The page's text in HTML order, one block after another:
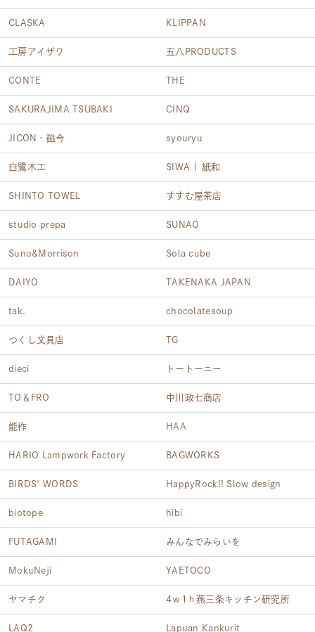
CLASKA KLIPPAN
工房アイザワ 五八PRODUCTS
CONTE THE
SAKURAJIMA TSUBAKI CINQ
JICON・磁今 syouryu
白鷺木工 SIWA | 紙和
SHINTO TOWEL すすむ屋茶店
studio prepa SUNAO
Suno&Morrison Sola cube
DAIYO TAKENAKA JAPAN
tak. chocolatesoup
つくし文具店 TG
dieci トートーニー
TO＆FRO 中川政七商店
能作 HAA
HARIO Lampwork Factory BAGWORKS
BIRDS' WORDS HappyRock!! Slow design
biotope hibi
FUTAGAMI みんなでみらいを
MokuNeji YAETOCO
ヤマチク 4ｗ1ｈ燕三条キッチン研究所
LAQ2 Lapuan Kankurit